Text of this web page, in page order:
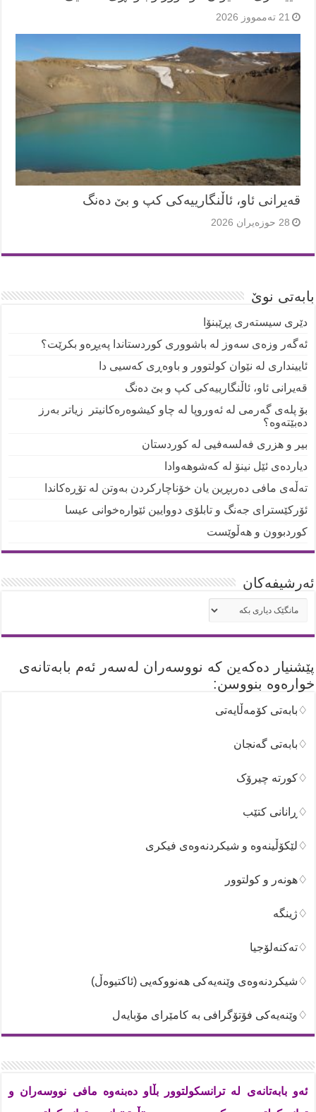
21 تەممووز 2026
قەیرانی ئاو، ئاڵنگارییەکی کپ و بێ دەنگ
28 حوزه‌یران 2026
بابەتی نوێ
دێری سیستەری پڕێبنۆا
ئەگەر وزەی سەوز لە باشووری کوردستاندا پەیڕەو بکرێت؟
ئایینداری لە نێوان کولتوور و باوەڕی کەسیی دا
قەیرانی ئاو، ئاڵنگارییەکی کپ و بێ دەنگ
بۆ پلەی گەرمی لە ئەوروپا لە چاو کیشوەرەکانیتر زیاتر بەرز
دەبێتەوە؟
بیر و هزری فەلسەفیی لە کوردستان
دیاردەی ئێل نینۆ لە کەشوهەوادا
تەڵەی مافی دەربڕین یان خۆناچارکردن بەوتن لە تۆڕەکاندا
ئۆرکێسترای جەنگ و تابلۆی دووایین ئێوارەخوانی عیسا
کوردبوون و هەڵوێست
ئه‌رشیفه‌کان
ئه‌رشیفه‌کان
پێشنیار دەکەین کە نووسەران لەسەر ئەم بابەتانەی
خوارەوە بنووسن:
♢بابەتی کۆمەڵایەتی
♢بابەتی گەنجان
♢کورتە چیرۆک
♢ڕانانی کتێب
♢لێکۆڵینەوە و شیکردنەوەی فیکری
♢هونەر و کولتوور
♢ژینگە
♢تەکنەلۆجیا
♢شیکردنەوەی وێنەیەکی هەنووکەیی (ئاکتیوەڵ)
♢وێنەیەکی فۆتۆگرافی بە کامێرای مۆبایەل
ئەو بابەتانەی لە ترانسکولتوور بڵاو دەبنەوە مافی نووسەران و